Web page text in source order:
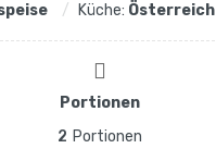
Küche: Österreich
Portionen
2 Portionen